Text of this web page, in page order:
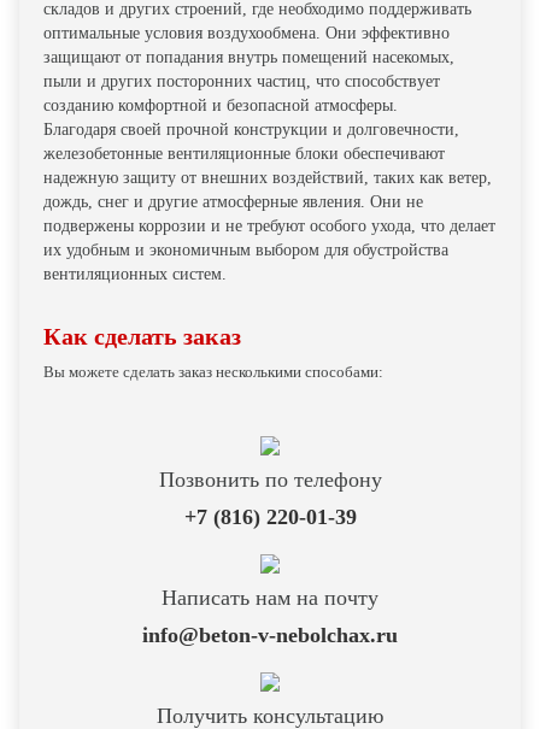
складов и других строений, где необходимо поддерживать
оптимальные условия воздухообмена. Они эффективно
защищают от попадания внутрь помещений насекомых,
пыли и других посторонних частиц, что способствует
созданию комфортной и безопасной атмосферы.
Благодаря своей прочной конструкции и долговечности,
железобетонные вентиляционные блоки обеспечивают
надежную защиту от внешних воздействий, таких как ветер,
дождь, снег и другие атмосферные явления. Они не
подвержены коррозии и не требуют особого ухода, что делает
их удобным и экономичным выбором для обустройства
вентиляционных систем.
Как сделать заказ
Вы можете сделать заказ несколькими способами:
Позвонить по телефону
Написать нам на почту
info@beton-v-nebolchax.ru
Получить консультацию